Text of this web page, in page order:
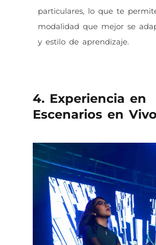
particulares, lo que te
modalidad que mejor se
y estilo de aprendizaje.
4. Experiencia en
Escenarios en Vivo